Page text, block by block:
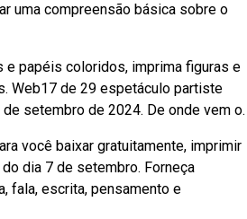
uma compreensão básica sobre o
e papéis coloridos, imprima figuras e
Web17 de 29 espetáculo partiste
setembro de 2024. De onde vem o.
você baixar gratuitamente, imprimir
dia 7 de setembro. Forneça
fala, escrita, pensamento e